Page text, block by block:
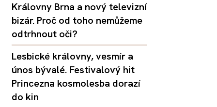
Královny Brna a nový televizní
bizár. Proč od toho nemůžeme
odtrhnout oči?
Lesbické královny, vesmír a
únos bývalé. Festivalový hit
Princezna kosmolesba dorazí
do kin